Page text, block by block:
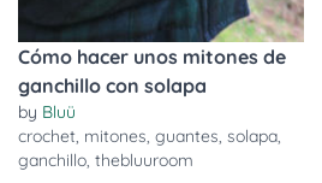
Cómo hacer unos mitones de
ganchillo con solapa
by Bluü
crochet, mitones,guantes,solapa,
ganchillo,thebluuroom